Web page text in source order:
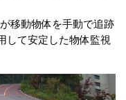
移動物体を手動で追跡
して安定した物体監視